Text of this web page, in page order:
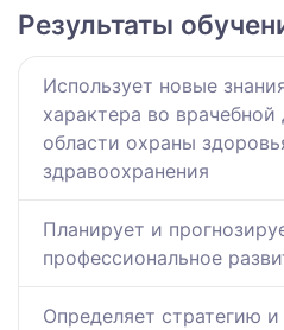
Результаты
Использует новые
характера во врачебной
области охраны
здравоохранения
Планирует и
профессиональное
Определяет стратегию